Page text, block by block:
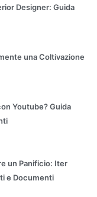
Designer: Guida
una Coltivazione
Youtube? Guida
un Panificio: Iter
e Documenti